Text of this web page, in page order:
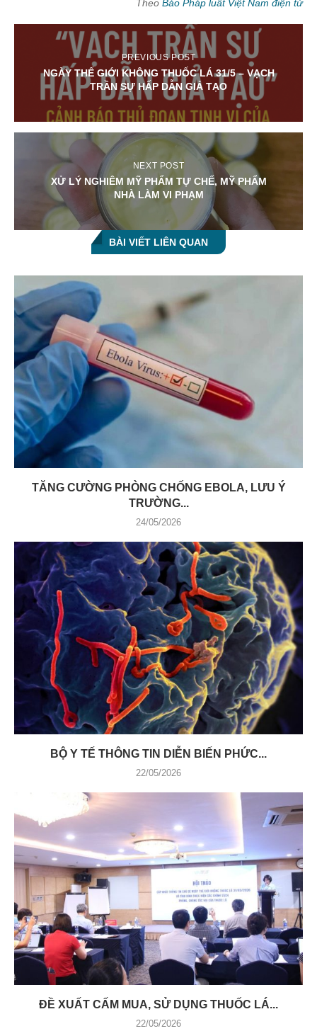
Theo Báo Pháp luât Việt Nam điện tử
PREVIOUS POST
NGÀY THẾ GIỚI KHÔNG THUỐC LÁ 31/5 – VẠCH
TRẦN SỰ HẤP DẪN GIẢ TẠO
NEXT POST
XỬ LÝ NGHIÊM MỸ PHẨM TỰ CHẾ, MỸ PHẨM
NHÀ LÀM VI PHẠM
BÀI VIẾT LIÊN QUAN
TĂNG CƯỜNG PHÒNG CHỐNG EBOLA, LƯU Ý
TRƯỜNG...
24/05/2026
BỘ Y TẾ THÔNG TIN DIỄN BIẾN PHỨC...
22/05/2026
ĐỀ XUẤT CẤM MUA, SỬ DỤNG THUỐC LÁ...
22/05/2026